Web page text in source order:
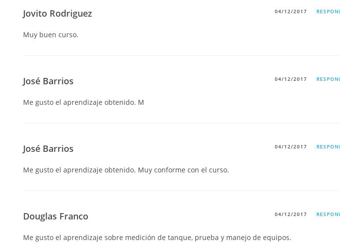
Jovito Rodriguez 04/12/2017
Muy buen curso.
José Barrios 04/12/2017
Me gusto el aprendizaje obtenido. M
José Barrios 04/12/2017
Me gusto el aprendizaje obtenido. Muy conforme con el curso.
Douglas Franco 04/12/2017
Me gusto el aprendizaje sobre medición de tanque, prueba y manejo de equipos.